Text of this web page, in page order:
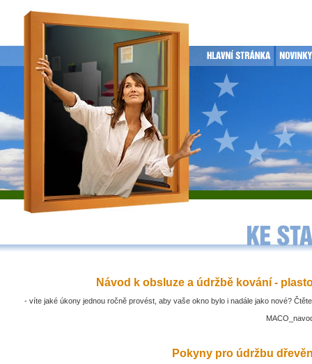
Návod k obsluze a údržbě kování -
- víte jaké úkony jednou ročně provést, aby vaše okno bylo i nadále jako nové?
Pokyny pro údržbu